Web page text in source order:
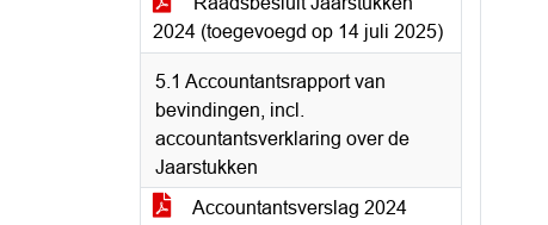
2024 (toegevoegd op 14 juli 2025)
5.1 Accountantsrapport van
bevindingen, incl.
accountantsverklaring over de
Jaarstukken
Accountantsverslag 2024